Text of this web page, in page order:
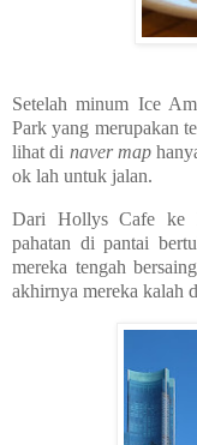
Setelah minum Ice
Park yang merupakan
lihat di naver map
ok lah untuk jalan.
Dari Hollys Cafe ke
pahatan di pantai
mereka tengah
akhirnya mereka kalah